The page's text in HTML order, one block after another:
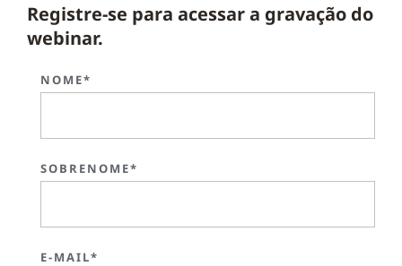
Registre-se para acessar a gravação do
webinar.
NOME*
SOBRENOME*
E-MAIL*